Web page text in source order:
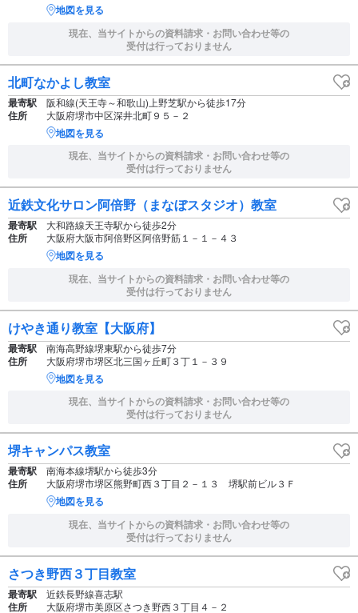
地図を見る
現在、当サイトからの資料請求・お問い合わせ等の
受付は行っておりません
北町なかよし教室
最寄駅 阪和線(天王寺～和歌山)上野芝駅から徒歩17分
住所 大阪府堺市中区深井北町９５－２
地図を見る
現在、当サイトからの資料請求・お問い合わせ等の
受付は行っておりません
近鉄文化サロン阿倍野（まなぼスタジオ）教室
最寄駅 大和路線天王寺駅から徒歩2分
住所 大阪府大阪市阿倍野区阿倍野筋１－１－４３
地図を見る
現在、当サイトからの資料請求・お問い合わせ等の
受付は行っておりません
けやき通り教室【大阪府】
最寄駅 南海高野線堺東駅から徒歩7分
住所 大阪府堺市堺区北三国ヶ丘町３丁１－３９
地図を見る
現在、当サイトからの資料請求・お問い合わせ等の
受付は行っておりません
堺キャンパス教室
最寄駅 南海本線堺駅から徒歩3分
住所 大阪府堺市堺区熊野町西３丁目２－１３ 堺駅前ビル３Ｆ
地図を見る
現在、当サイトからの資料請求・お問い合わせ等の
受付は行っておりません
さつき野西３丁目教室
最寄駅 近鉄長野線喜志駅
住所 大阪府堺市美原区さつき野西３丁目４－２